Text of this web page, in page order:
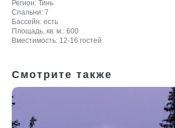
Регион: Тинь
Спальни: 7
Бассейн: есть
Площадь, кв. м.: 600
Вместимость: 12-16 гостей
Смотрите также